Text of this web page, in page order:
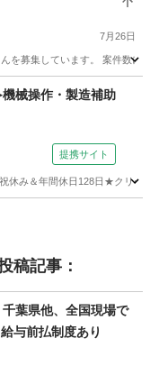
7月26日
募集しています。 案件数に
械操作・製造補助
提携サイト
休み＆年間休日128日★クリ
稿記事：
千葉県他、全国現場で
与前払制度あり